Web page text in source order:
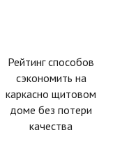
Рейтинг способов
сэкономить на
каркасно щитовом
доме без потери
качества